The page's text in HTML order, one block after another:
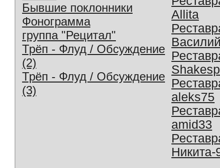
Бывшие поклонники
Фонограмма
группа "Рецитал"
Трёп - Флуд / Обсуждение
(2)
Трёп - Флуд / Обсуждение
(3)
Allita
aleks75
amid33
Никита-